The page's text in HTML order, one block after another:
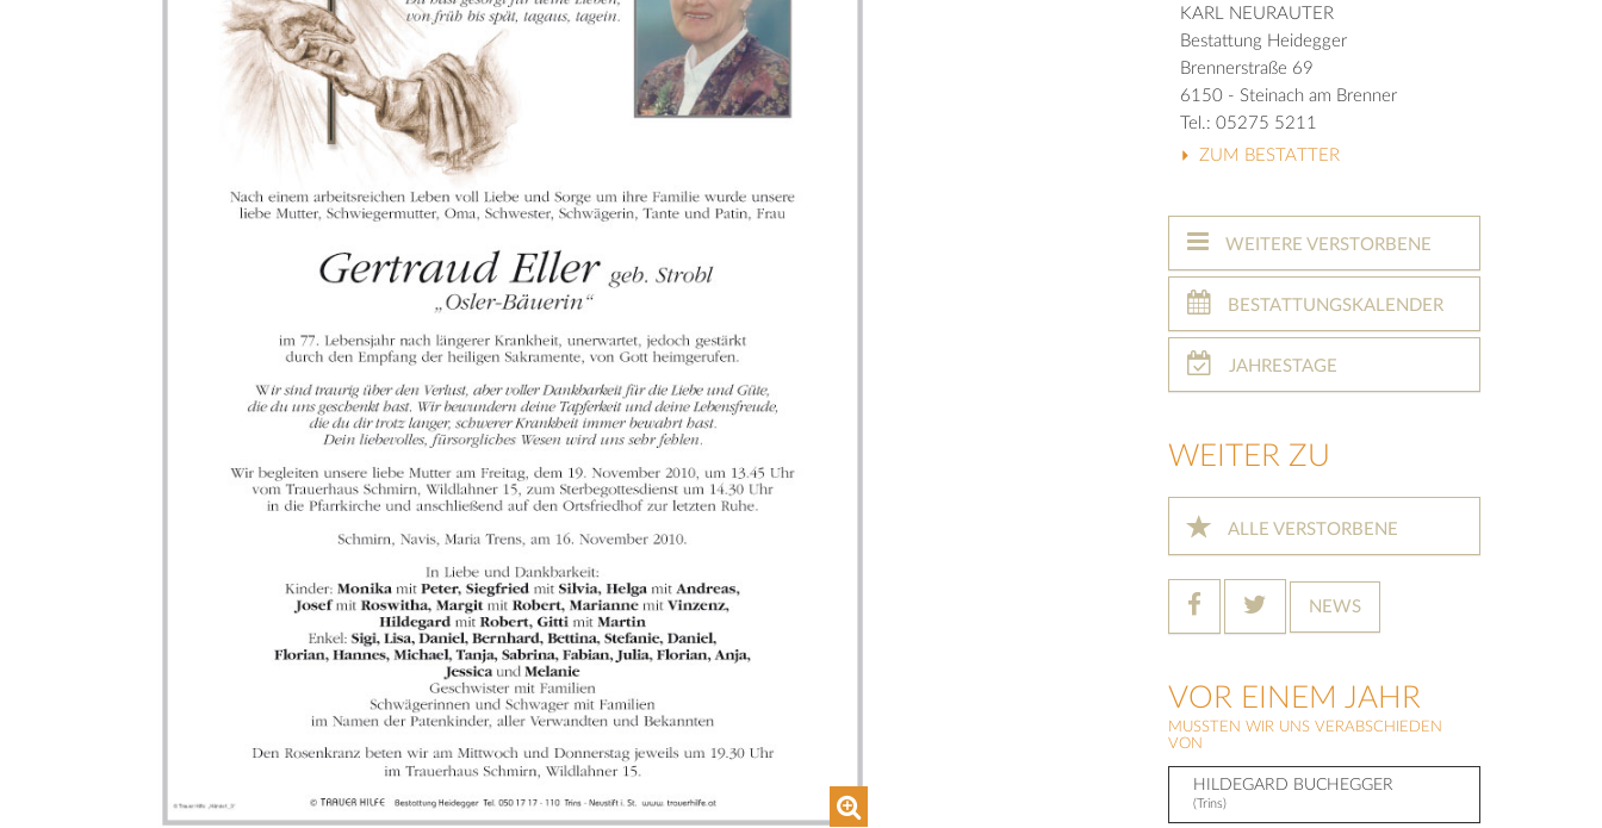
KARL NEURAUTER
Bestattung Heidegger
Brennerstraße 69
6150 - Steinach am Brenner
Tel.: 05275 5211
ZUM BESTATTER
WEITERE VERSTORBENE
BESTATTUNGSKALENDER
JAHRESTAGE
WEITER ZU
ALLE VERSTORBENE
NEWS
VOR EINEM JAHR
MUSSTEN WIR UNS VERABSCHIEDEN
VON
HILDEGARD BUCHEGGER
(Trins)